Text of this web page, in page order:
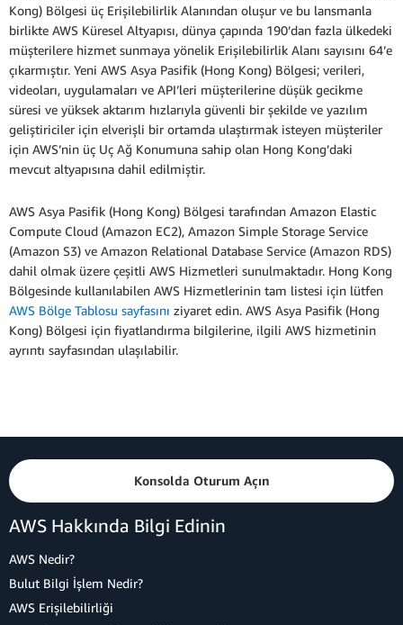
Kong) Bölgesi üç Erişilebilirlik Alanından oluşur ve bu lansmanla
birlikte AWS Küresel Altyapısı, dünya çapında 190’dan fazla ülkedeki
müşterilere hizmet sunmaya yönelik Erişilebilirlik Alanı sayısını 64’e
çıkarmıştır. Yeni AWS Asya Pasifik (Hong Kong) Bölgesi; verileri,
videoları, uygulamaları ve API’leri müşterilerine düşük gecikme
süresi ve yüksek aktarım hızlarıyla güvenli bir şekilde ve yazılım
geliştiriciler için elverişli bir ortamda ulaştırmak isteyen müşteriler
için AWS’nin üç Uç Ağ Konumuna sahip olan Hong Kong’daki
mevcut altyapısına dahil edilmiştir.
AWS Asya Pasifik (Hong Kong) Bölgesi tarafından Amazon Elastic
Compute Cloud (Amazon EC2), Amazon Simple Storage Service
(Amazon S3) ve Amazon Relational Database Service (Amazon RDS)
dahil olmak üzere çeşitli AWS Hizmetleri sunulmaktadır. Hong Kong
Bölgesinde kullanılabilen AWS Hizmetlerinin tam listesi için lütfen
AWS Bölge Tablosu sayfasını ziyaret edin. AWS Asya Pasifik (Hong
Kong) Bölgesi için fiyatlandırma bilgilerine, ilgili AWS hizmetinin
ayrıntı sayfasından ulaşılabilir.
Konsolda Oturum Açın
AWS Hakkında Bilgi Edinin
AWS Nedir?
Bulut Bilgi İşlem Nedir?
AWS Erişilebilirliği